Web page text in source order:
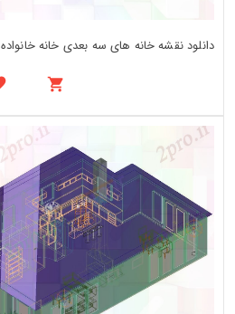
دانلود نقشه خانه های سه بعدی خانه خانواده 3 (کد81209)